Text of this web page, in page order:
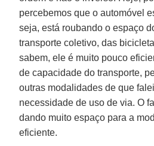
percebemos que o automóvel
seja, está roubando o espaço
transporte coletivo, das
sabem, ele é muito pouco
de capacidade do transporte,
outras modalidades de que
necessidade de uso de via. O
dando muito espaço para a
eficiente.